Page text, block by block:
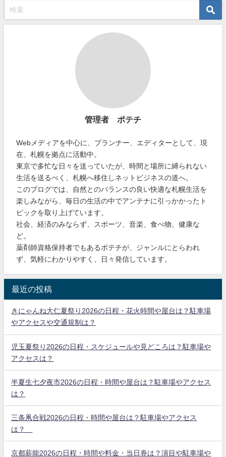
管理者 ポテチ
Webメディアを中心に、プランナー、エディターとして、現
在、札幌を拠点に活動中。
東京で多忙な日々を送っていたが、時間と場所に縛られない
生活を送るべく、札幌へ移住しネットビジネスの道へ。
このブログでは、自然とのバランスの良い快適な札幌生活を
楽しみながら、毎日の生活の中でアンテナに引っかかったト
ピックを取り上げています。
社会、経済のみならず、スポーツ、音楽、食べ物、健康な
ど。
薬剤師資格保持者でもあるポテチが、ジャンルにとらわれ
ず、気軽にわかりやすく、日々発信しています。
最近の投稿
きにゃんね大仁夏祭り2026の日程・花火時間や屋台は？駐車場
やアクセスや交通規制は？
児玉夏祭り2026の日程・スケジュールや見どころは？駐車場や
アクセスは？
半夏生七夕夜市2026の日程・時間や屋台は？駐車場やアクセス
は？
三条凧合戦2026の日程・時間や屋台は？駐車場やアクセス
は？
京都薪能2026の日程・時間や料金・当日券は？演目や駐車場や